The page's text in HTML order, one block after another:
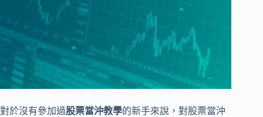
對於沒有參加過股票當沖教學的新手來說，對股票當沖